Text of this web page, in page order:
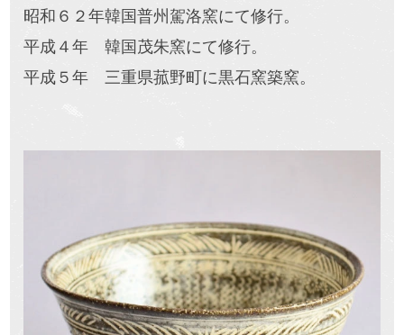
昭和６２年韓国普州駕洛窯にて修行。
平成４年 韓国茂朱窯にて修行。
平成５年 三重県菰野町に黒石窯築窯。